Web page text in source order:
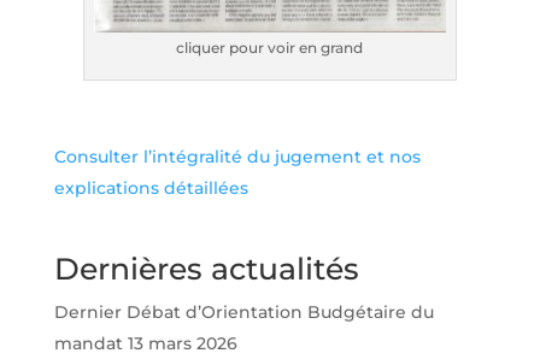
cliquer pour voir en grand
Consulter l’intégralité du jugement et nos
explications détaillées
Dernières actualités
Dernier Débat d’Orientation Budgétaire du
mandat 13 mars 2026